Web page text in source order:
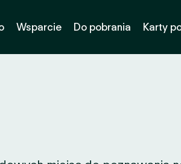
Wsparcie Do pobrania Karty